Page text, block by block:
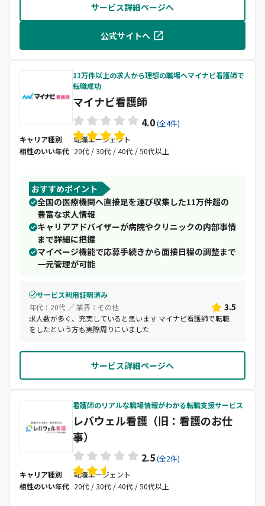
サービス詳細ページへ
公式サイトへ
11万件以上の求人から理想の職場へマイナビ看護師で
転職成功
マイナビ看護師
4.0(全4件)
キャリア種別
転職エージェント
相性のいい年代 20代 / 30代 / 40代 / 50代以上
おすすめポイント
全国の医療機関へ直接足を運び収集した11万件超の
豊富な求人情報
キャリアアドバイザーが病院やクリニックの内部事情
まで詳細に把握
マイページ機能で応募手続きから面接日程の調整まで
一元管理が可能
サービス利用証明済み
年代：20代 ／ 業界：その他
3.5
求人数が多く、充実していると思います マイナビ看護師で転職
をしたという方も実際周りにいました
サービス詳細ページへ
看護師のリアルな職場情報がわかる転職支援サービス
レバウェル看護（旧：看護のお仕
事）
2.5(全2件)
キャリア種別
転職エージェント
相性のいい年代 20代 / 30代 / 40代 / 50代以上